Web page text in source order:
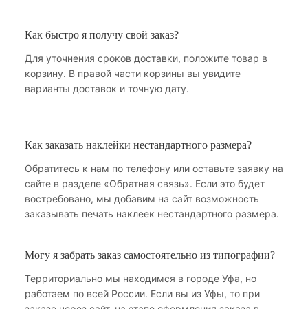
Как быстро я получу свой заказ?
Для уточнения сроков доставки, положите товар в
корзину. В правой части корзины вы увидите
варианты доставок и точную дату.
Как заказать наклейки нестандартного размера?
Обратитесь к нам по телефону или оставьте заявку на
сайте в разделе «Обратная связь». Если это будет
востребовано, мы добавим на сайт возможность
заказывать печать наклеек нестандартного размера.
Могу я забрать заказ самостоятельно из типографии?
Территориально мы находимся в городе Уфа, но
работаем по всей России. Если вы из Уфы, то при